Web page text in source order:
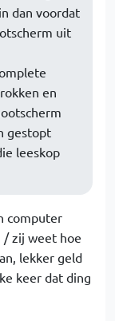
dan voordat
uit
en
gestopt
leeskop
computer
/ zij weet hoe
lekker geld
keer dat ding